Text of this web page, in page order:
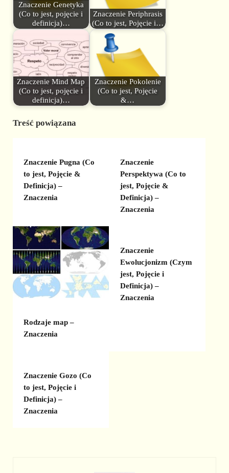
Znaczenie Genetyka
(Co to jest, pojęcie i
definicja)…
Znaczenie Periphrasis
(Co to jest, Pojęcie i…
Znaczenie Mind Map
(Co to jest, pojęcie i
definicja)…
Znaczenie Pokolenie
(Co to jest, Pojęcie
&…
Treść powiązana
Znaczenie Pugna (Co
to jest, Pojęcie &
Definicja) –
Znaczenia
Znaczenie
Perspektywa (Co to
jest, Pojęcie &
Definicja) –
Znaczenia
Rodzaje map –
Znaczenia
Znaczenie
Ewolucjonizm (Czym
jest, Pojęcie i
Definicja) –
Znaczenia
Znaczenie Gozo (Co
to jest, Pojęcie i
Definicja) –
Znaczenia